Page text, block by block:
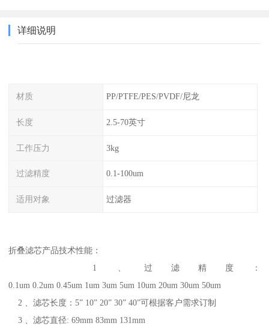
详细说明
材质 PP/PTFE/PES/PVDF/尼龙
长度 2.5-70英寸
工作压力 3kg
过滤精度 0.1-100um
适用对象 过滤器
折叠滤芯产品技术性能：
1 、过滤精度：
0.1um 0.2um 0.45um 1um 3um 5um 10um 20um 30um 50um
2 、滤芯长度：5” 10” 20” 30” 40”可根据客户需求订制
3 、滤芯直径: 69mm 83mm 131mm